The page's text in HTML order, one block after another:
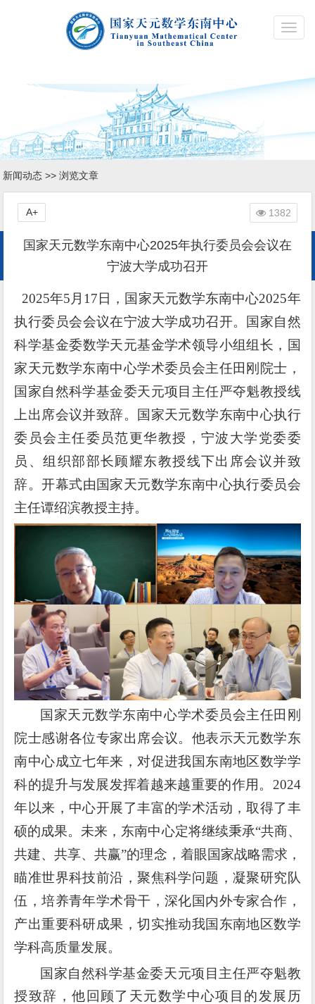
新闻动态 >> 浏览文章
国家天元数学东南中心2025年执行委员会会议在
宁波大学成功召开
1382
A+
2025年5 月 1 7 日，国家天元数学东南中心2025年
执行委员会会议在宁波大学成功召开。
国家自然
科学基金委数学天元基金学术领导小组组长 ， 国
家天元数学东南中心学术委员会主任田刚院士，
国家自然科学基金委天元项目主任严夺魁教授线
上出席会议并致辞。
国家天元数学东南中心执行
委员会主任委员范更华教授 ，宁波大学党委委
员、组织部部长顾耀东教授线下出席会议并致
辞。开幕式由 国家天元数学东南中心执行委员会
主任谭绍滨教授主持。
国家天元数学东南中心学术委员会主任田刚
院士感谢各位专家出席会议。他表示天元数学东
南中心成立七年来，对促进我国东南地区数学学
科的提升与发展发挥着越来越重要的作用。 2024
年以来，中心开展了丰富的学术活动，取得了丰
硕的成果。未来，东南中心定将继续秉承“共商、
共建、共享、共赢”的理念，着眼国家战略需求，
瞄准世界科技前沿，聚焦科学问题，凝聚研究队
伍，培养青年学术骨干，深化国内外专家合作，
产出重要科研成果，切实推动我国东南地区数学
学科高质量发展。
国家自然科学基金委天元项目主任严夺魁教
授致辞，他回顾了天元数学中心项目的发展历